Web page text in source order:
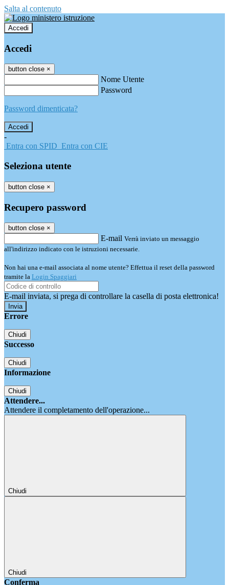
Salta al contenuto
Accedi
Accedi
button close ×
Nome Utente
Password
Password dimenticata?
-
Entra con SPID Entra con CIE
Seleziona utente
button close ×
Recupero password
button close ×
E-mail Verrà inviato un messaggio
all'indirizzo indicato con le istruzioni necessarie.
Non hai una e-mail associata al nome utente? Effettua il reset della password
tramite la Login Spaggiari
E-mail inviata, si prega di controllare la casella di posta elettronica!
Errore
Chiudi
Successo
Chiudi
Informazione
Chiudi
Attendere...
Attendere il completamento dell'operazione...
Chiudi
Chiudi
Conferma